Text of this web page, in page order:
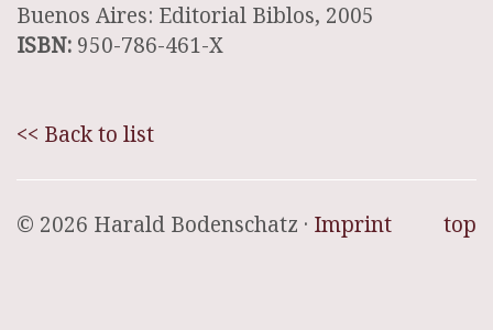
Buenos Aires: Editorial Biblos, 2005
ISBN: 950-786-461-X
<< Back to list
top
© 2026 Harald Bodenschatz · Imprint